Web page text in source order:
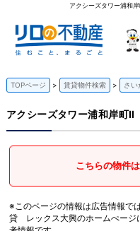
アクシーズタワー浦和
TOPページ 賃貸物件検索 さい
アクシーズタワー浦和岸町II
こちらの物件
※このページの情報は広告情報で
貸 レックス大興のホームぺージ